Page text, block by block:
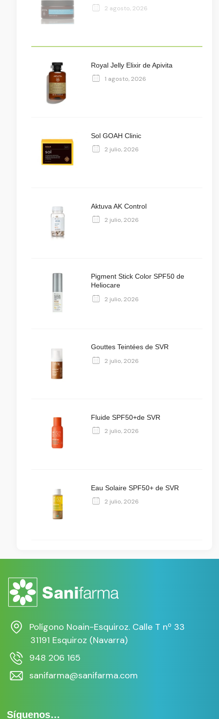
2 agosto, 2026
Royal Jelly Elixir de Apivita
1 agosto, 2026
Sol GOAH Clinic
2 julio, 2026
Aktuva AK Control
2 julio, 2026
Pigment Stick Color SPF50 de
Heliocare
2 julio, 2026
Gouttes Teintées de SVR
2 julio, 2026
Fluide SPF50+de SVR
2 julio, 2026
Eau Solaire SPF50+ de SVR
2 julio, 2026
Polígono Noain-Esquiroz. Calle T nº 33
31191 Esquiroz (Navarra)
948 206 165
sanifarma@sanifarma.com
Síguenos…